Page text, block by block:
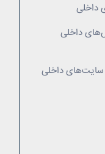
داخلی
داخلی
سایت‌های داخلی